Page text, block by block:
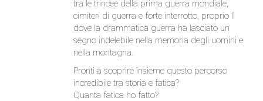
tra le trincee della prima guerra mondiale,
cimiteri di guerra e forte interrotto, proprio lì
dove la drammatica guerra ha lasciato un
segno indelebile nella memoria degli uomini e
nella montagna.
Pronti a scoprire insieme questo percorso
incredibile tra storia e fatica?
Quanta fatica ho fatto?